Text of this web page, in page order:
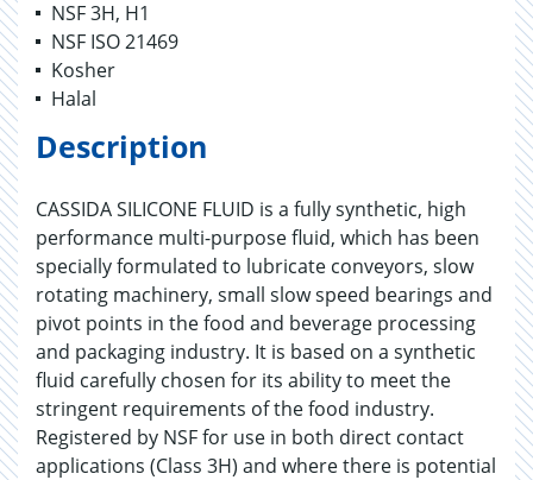
NSF 3H, H1
NSF ISO 21469
Kosher
Halal
Description
CASSIDA SILICONE FLUID is a fully synthetic, high
performance multi-purpose fluid, which has been
specially formulated to lubricate conveyors, slow
rotating machinery, small slow speed bearings and
pivot points in the food and beverage processing
and packaging industry. It is based on a synthetic
fluid carefully chosen for its ability to meet the
stringent requirements of the food industry.
Registered by NSF for use in both direct contact
applications (Class 3H) and where there is potential